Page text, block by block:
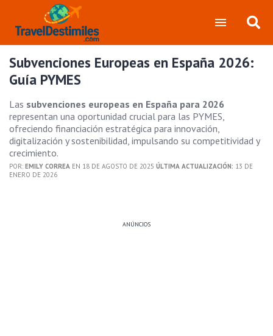
Subvenciones Europeas en España 2026:
Guía PYMES
Las subvenciones europeas en España para 2026
representan una oportunidad crucial para las PYMES,
ofreciendo financiación estratégica para innovación,
digitalización y sostenibilidad, impulsando su competitividad y
crecimiento.
POR: EMILY CORREA EN 18 DE AGOSTO DE 2025 ÚLTIMA ACTUALIZACIÓN: 13 DE
ENERO DE 2026
ANÚNCIOS